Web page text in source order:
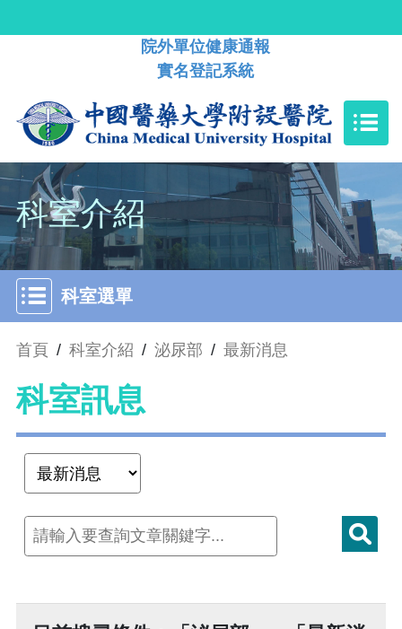
院外單位健康通報
實名登記系統
科室介紹
科室選單
首頁 / 科室介紹 / 泌尿部 / 最新消息
科室訊息